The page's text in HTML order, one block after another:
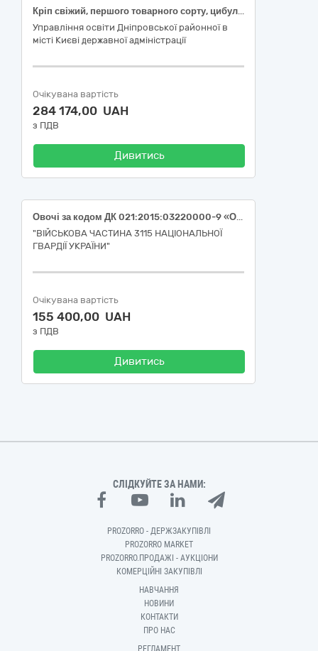
Кріп свіжий, першого товарного сорту, цибуля зелена свіжа, шпинат свіжий, першого товарного сорту, редиска свіжа, першого товарного сорту
Управління освіти Дніпровської районної в
місті Києві державної адміністрації
Очікувана вартість
284 174,00 UAH
з ПДВ
Дивитись
Овочі за кодом ДК 021:2015:03220000-9 «Овочі, фрукти та горіхи» зелень свіжа (кріп, петрушка) (ДК 021:2015:03221300-9 «Листкові овочі»), щавель (ДК 021:2015:03221300-9 «Листкові овочі»), салат листовий (ДК 021:2015:03221320-5 «Салат листовий»), редис свіжий (ДК 021:2015:03221110-0 «Коренеплідні овочі»).
"ВІЙСЬКОВА ЧАСТИНА 3115 НАЦІОНАЛЬНОЇ
ГВАРДІЇ УКРАЇНИ"
Очікувана вартість
155 400,00 UAH
з ПДВ
Дивитись
СЛІДКУЙТЕ ЗА НАМИ:
PROZORRO - ДЕРЖЗАКУПІВЛІ
PROZORRO MARKET
PROZORRO.ПРОДАЖІ - АУКЦІОНИ
КОМЕРЦІЙНІ ЗАКУПІВЛІ
НАВЧАННЯ
НОВИНИ
КОНТАКТИ
ПРО НАС
РЕГЛАМЕНТ